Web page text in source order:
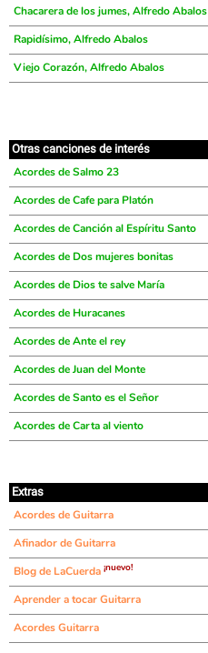
Chacarera de los jumes, Alfredo Abalos
Rapidísimo, Alfredo Abalos
Viejo Corazón, Alfredo Abalos
Otras canciones de interés
Acordes de Salmo 23
Acordes de Cafe para Platón
Acordes de Canción al Espíritu Santo
Acordes de Dos mujeres bonitas
Acordes de Dios te salve María
Acordes de Huracanes
Acordes de Ante el rey
Acordes de Juan del Monte
Acordes de Santo es el Señor
Acordes de Carta al viento
Extras
Acordes de Guitarra
Afinador de Guitarra
Blog de LaCuerda ¡nuevo!
Aprender a tocar Guitarra
Acordes Guitarra